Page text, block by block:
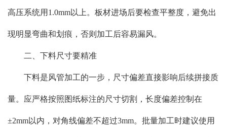
高压系统用1.0mm以上。板材进场后要检查平整度，避免出
现明显弯曲和划痕，否则加工后容易漏风。
二、下料尺寸要精准
下料是风管加工的一步，尺寸偏差直接影响后续拼接质
量。应严格按照图纸标注的尺寸切割，长度偏差控制在
±2mm以内，对角线偏差不超过3mm。批量加工时建议使用